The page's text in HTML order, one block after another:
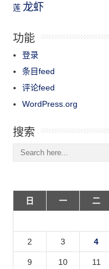
莲 龙虾
功能
登录
条目feed
评论feed
WordPress.org
搜索
日
一 二
2 3 4
9 10 11